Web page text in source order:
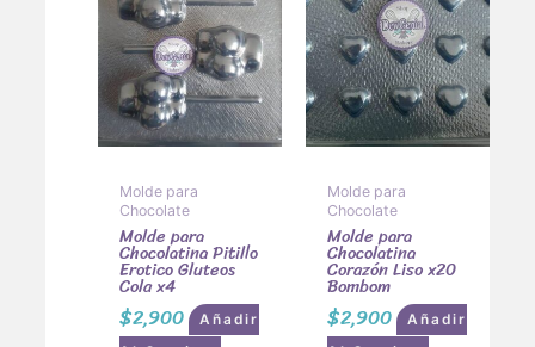
Molde para
Chocolate
Molde para
Chocolatina Pitillo
Erotico Gluteos
Cola x4
$2,900
Añadir
Molde para
Chocolate
Molde para
Chocolatina
Corazón Liso x20
Bombom
$2,900
Añadir